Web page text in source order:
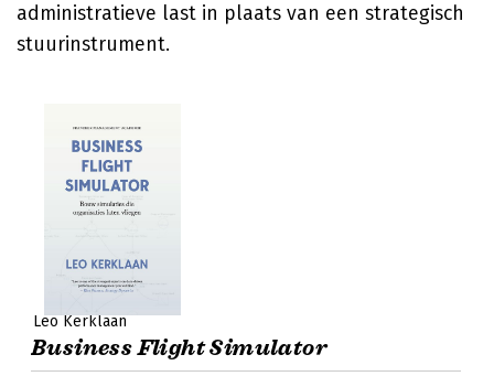
administratieve last in plaats van een strategisch
stuurinstrument.
Leo Kerklaan
Business Flight Simulator